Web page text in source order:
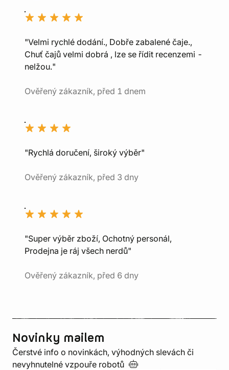
"Velmi rychlé dodání., Dobře zabalené čaje.,
Chuť čajů velmi dobrá , lze se řídit recenzemi -
nelžou."
Ověřený zákazník, před 1 dnem
"Rychlá doručení, široký výběr"
Ověřený zákazník, před 3 dny
"Super výběr zboží, Ochotný personál,
Prodejna je ráj všech nerdů"
Ověřený zákazník, před 6 dny
Novinky mailem
Čerstvé info o novinkách, výhodných slevách či
nevyhnutelné vzpouře robotů